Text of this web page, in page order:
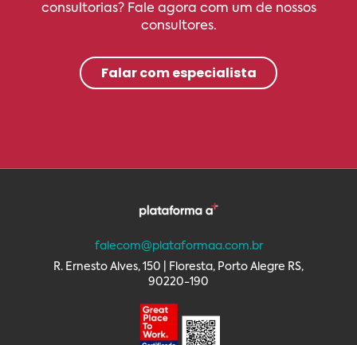
consultorias? Fale agora com um de nossos
consultores.
Falar com especialista
falecom@plataformaa.com.br
R. Ernesto Alves, 150 | Floresta, Porto Alegre RS,
90220-190